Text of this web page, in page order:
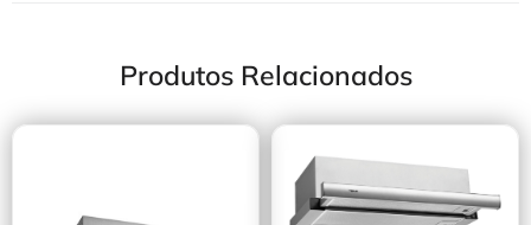
Produtos Relacionados